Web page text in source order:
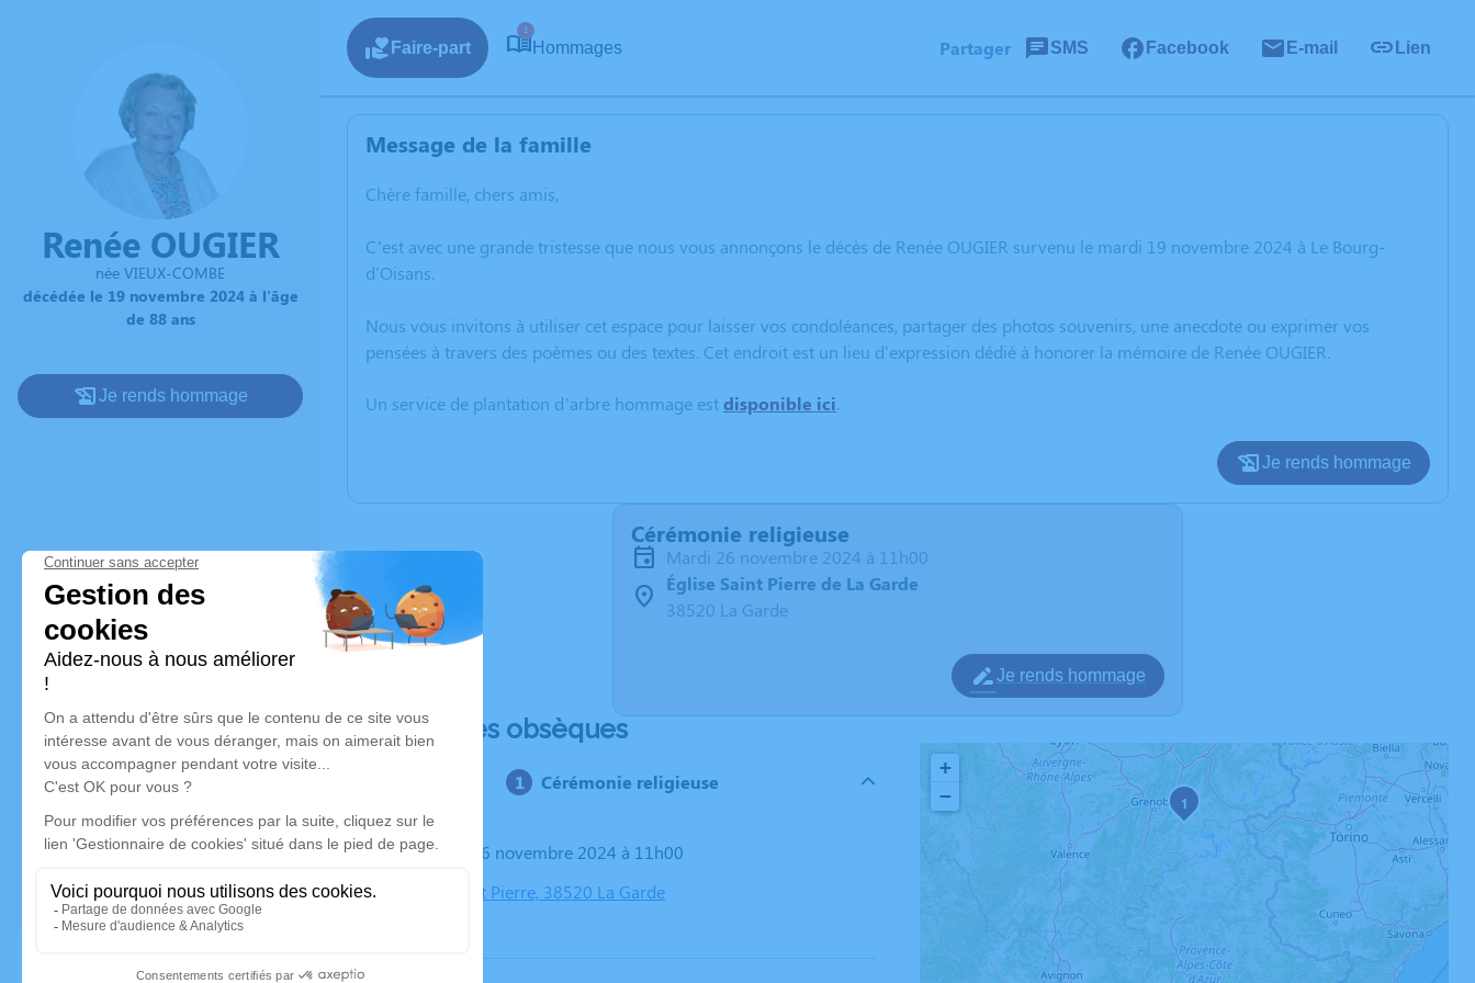
Renée OUGIER
née VIEUX-COMBE
décédée le 19 novembre 2024 à l'âge
de 88 ans
Je rends hommage
Faire-part
1
Hommages Partager SMS Facebook E-mail Lien
Message de la famille
Chère famille, chers amis,
C’est avec une grande tristesse que nous vous annonçons le décès de Renée OUGIER survenu le mardi 19 novembre 2024 à Le Bourg-
d'Oisans.
Nous vous invitons à utiliser cet espace pour laisser vos condoléances, partager des photos souvenirs, une anecdote ou exprimer vos
pensées à travers des poèmes ou des textes. Cet endroit est un lieu d'expression dédié à honorer la mémoire de Renée OUGIER.
Un service de plantation d’arbre hommage estdisponible ici.
Je rends hommage
Cérémonie religieuse
mardi 26 novembre 2024 à 11h00
Église Saint Pierre de La Garde
38520 La Garde
Je rends hommage
Déroulé des obsèques
Cérémonie religieuse
Le mardi 26 novembre 2024 à 11h00
Église Saint Pierre, 38520 La Garde
1
+
−